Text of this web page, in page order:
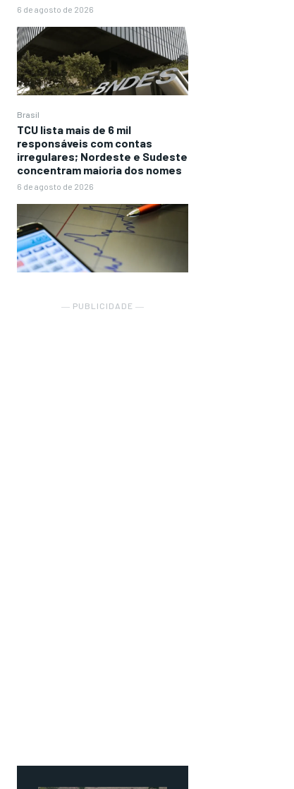
6 de agosto de 2026
Brasil
TCU lista mais de 6 mil
responsáveis com contas
irregulares; Nordeste e Sudeste
concentram maioria dos nomes
6 de agosto de 2026
― PUBLICIDADE ―